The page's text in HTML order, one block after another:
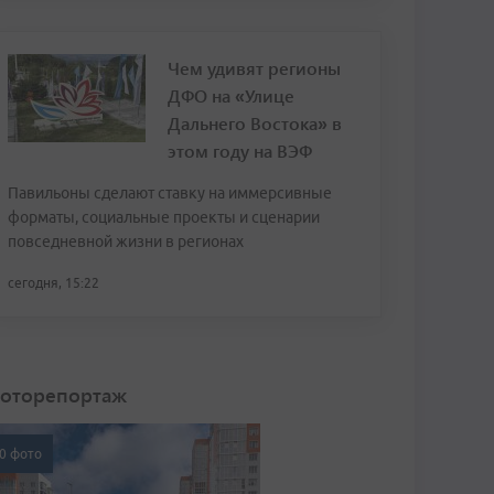
Чем удивят регионы
ДФО на «Улице
Дальнего Востока» в
этом году на ВЭФ
Павильоны сделают ставку на иммерсивные
форматы, социальные проекты и сценарии
повседневной жизни в регионах
сегодня, 15:22
фото